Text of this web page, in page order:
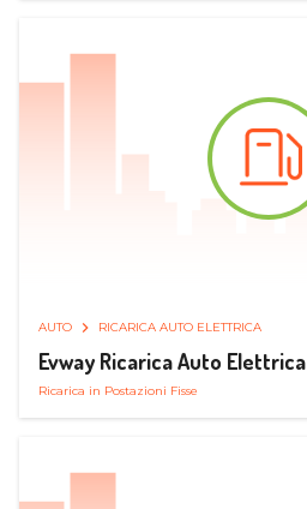
AUTO RICARICA AUTO ELETTRICA
Evway Ricarica Auto Elettrica
Ricarica in Postazioni Fisse